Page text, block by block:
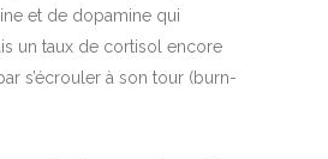
et de dopamine qui
un taux de cortisol encore
s’écrouler à son tour (burn-